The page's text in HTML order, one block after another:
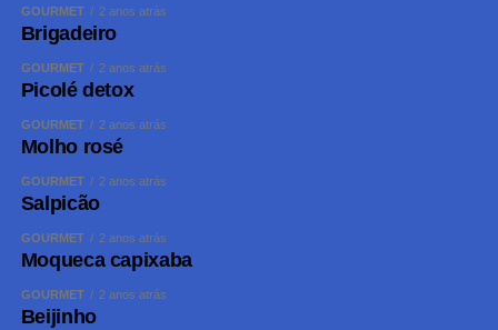
GOURMET 2 anos atrás
Brigadeiro
GOURMET 2 anos atrás
Picolé detox
GOURMET 2 anos atrás
Molho rosé
GOURMET 2 anos atrás
Salpicão
GOURMET 2 anos atrás
Moqueca capixaba
GOURMET 2 anos atrás
Beijinho